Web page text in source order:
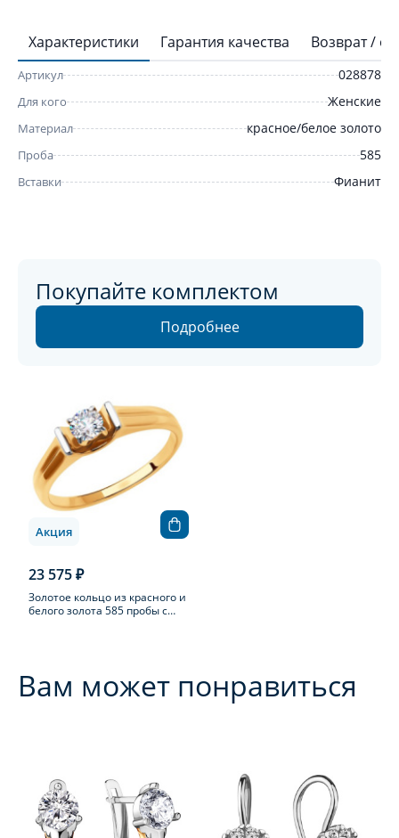
Характеристики Гарантия качества Возврат /
Артикул 028878
Для кого Женские
Материал красное/белое золото
Проба 585
Вставки Фианит
Покупайте комплектом
Подробнее
23 575 ₽
Золотое кольцо из красного и
белого золота 585 пробы с
Акция
Вам может понравиться